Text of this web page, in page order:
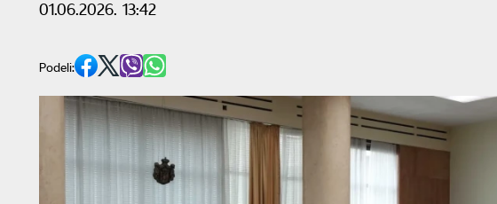
01.06.2026. 13:42
Podeli: